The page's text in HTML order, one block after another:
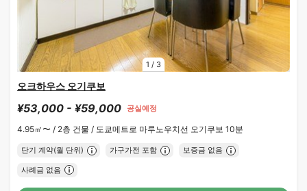
1 / 3
오크하우스 오기쿠보
¥53,000 - ¥59,000 공실예정
4.95㎡〜 / 2층 건물 / 도쿄메트로 마루노우치선 오기쿠보 10분
단기 계약(월 단위) 가구가전 포함 보증금 없음
사례금 없음